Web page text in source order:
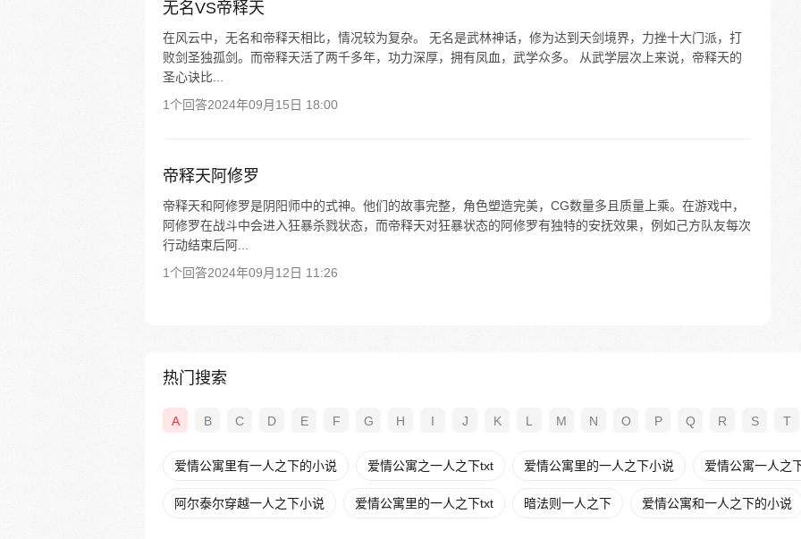
无名VS帝释天
在风云中，无名和帝释天相比，情况较为复杂。 无名是武林神话，修为达到天剑境界，力挫十大门派，打
败剑圣独孤剑。而帝释天活了两千多年，功力深厚，拥有凤血，武学众多。 从武学层次上来说，帝释天的
圣心诀比...
1个回答2024年09月15日 18:00
帝释天阿修罗
帝释天和阿修罗是阴阳师中的式神。他们的故事完整，角色塑造完美，CG数量多且质量上乘。在游戏中，
阿修罗在战斗中会进入狂暴杀戮状态，而帝释天对狂暴状态的阿修罗有独特的安抚效果，例如己方队友每次
行动结束后阿...
1个回答2024年09月12日 11:26
热门搜索
A B C D E F G H I J K L M N O P Q R S T
爱情公寓里有一人之下的小说 爱情公寓之一人之下txt 爱情公寓里的一人之下小说 爱情公寓一人之
阿尔泰尔穿越一人之下小说 爱情公寓里的一人之下txt 暗法则一人之下 爱情公寓和一人之下的小说